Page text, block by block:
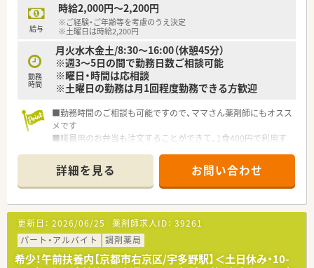
給与
時給2,000円～2,200円
※ご経験・ご年齢等を考慮のうえ決定
※土曜日は時給2,200円
勤務
時間
月火水木金土/8:30～16:00（休憩45分）
※週3～5日の間で勤務日数ご相談可能
※曜日・時間は応相談
※土曜日の勤務は月1回程度勤務できる方歓迎
■勤務時間のご相談も可能ですので、ママさん薬剤師にもオスス
メです
■職員用のお弁当も注文することができて、1食400円で利用す
■電子カルテが導入されており、分包機等も最新の設備が入って
おります
■午前中扶養内でのご勤務をお考えの方にピッタリです
■京都市内では希少な午前中のみ・土日休みも相談可能な求人で
す◎
詳細を見る お問い合わせ
更新日： 2026/06/25 薬剤師求人ID： 39261
パート・アルバイト
調剤薬局
希少！午前扶養内【京都市右京区/宇多野駅】＜土日休み・10-